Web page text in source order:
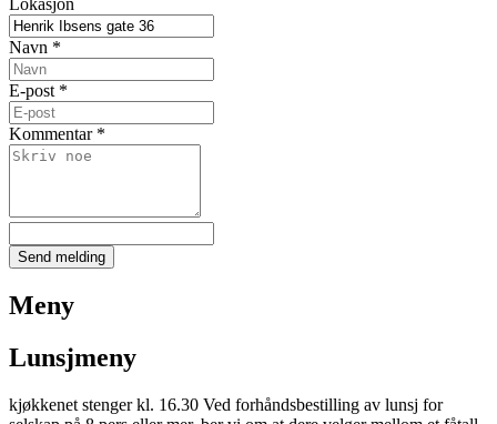
Lokasjon
Navn *
E-post *
Kommentar *
Send melding
Meny
Lunsjmeny
kjøkkenet stenger kl. 16.30 Ved forhåndsbestilling av lunsj for